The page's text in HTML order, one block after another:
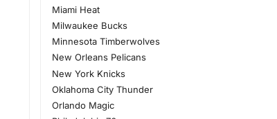
Miami Heat
Milwaukee Bucks
Minnesota Timberwolves
New Orleans Pelicans
New York Knicks
Oklahoma City Thunder
Orlando Magic